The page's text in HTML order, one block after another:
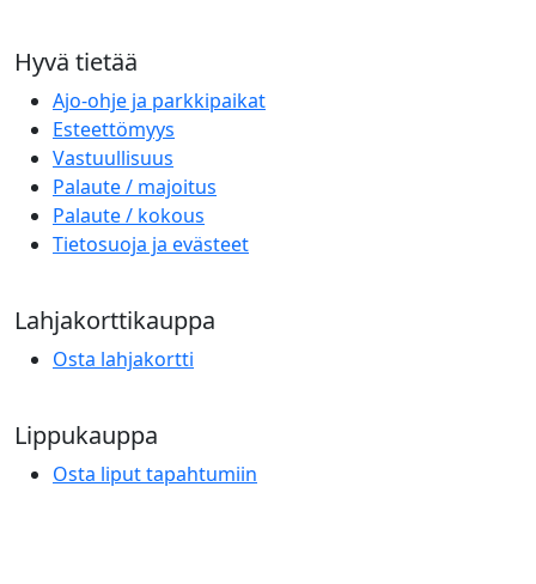
Hyvä tietää
Ajo-ohje ja parkkipaikat
Esteettömyys
Vastuullisuus
Palaute / majoitus
Palaute / kokous
Tietosuoja ja evästeet
Lahjakorttikauppa
Osta lahjakortti
Lippukauppa
Osta liput tapahtumiin